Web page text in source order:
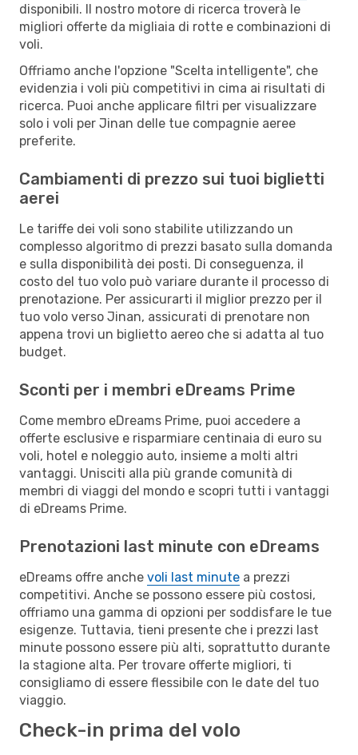
disponibili. Il nostro motore di ricerca troverà le
migliori offerte da migliaia di rotte e combinazioni di
voli.
Offriamo anche l'opzione "Scelta intelligente", che
evidenzia i voli più competitivi in cima ai risultati di
ricerca. Puoi anche applicare filtri per visualizzare
solo i voli per Jinan delle tue compagnie aeree
preferite.
Cambiamenti di prezzo sui tuoi biglietti
aerei
Le tariffe dei voli sono stabilite utilizzando un
complesso algoritmo di prezzi basato sulla domanda
e sulla disponibilità dei posti. Di conseguenza, il
costo del tuo volo può variare durante il processo di
prenotazione. Per assicurarti il miglior prezzo per il
tuo volo verso Jinan, assicurati di prenotare non
appena trovi un biglietto aereo che si adatta al tuo
budget.
Sconti per i membri eDreams Prime
Come membro eDreams Prime, puoi accedere a
offerte esclusive e risparmiare centinaia di euro su
voli, hotel e noleggio auto, insieme a molti altri
vantaggi. Unisciti alla più grande comunità di
membri di viaggi del mondo e scopri tutti i vantaggi
di eDreams Prime.
Prenotazioni last minute con eDreams
eDreams offre anche voli last minute a prezzi
competitivi. Anche se possono essere più costosi,
offriamo una gamma di opzioni per soddisfare le tue
esigenze. Tuttavia, tieni presente che i prezzi last
minute possono essere più alti, soprattutto durante
la stagione alta. Per trovare offerte migliori, ti
consigliamo di essere flessibile con le date del tuo
viaggio.
Check-in prima del volo